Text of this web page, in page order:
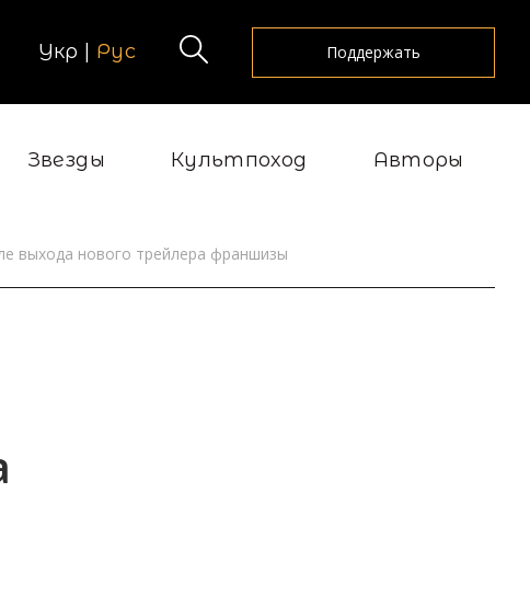
Укр Рус Поддержать
Звезды Культпоход Авторы
выхода нового трейлера франшизы